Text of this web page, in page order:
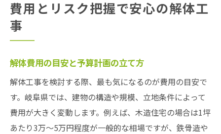
費用とリスク把握で安心の解体工
事
解体費用の目安と予算計画の立て方
解体工事を検討する際、最も気になるのが費用の目安で
す。岐阜県では、建物の構造や規模、立地条件によって
費用が大きく変動します。例えば、木造住宅の場合は1坪
あたり3万〜5万円程度が一般的な相場ですが、鉄骨造や